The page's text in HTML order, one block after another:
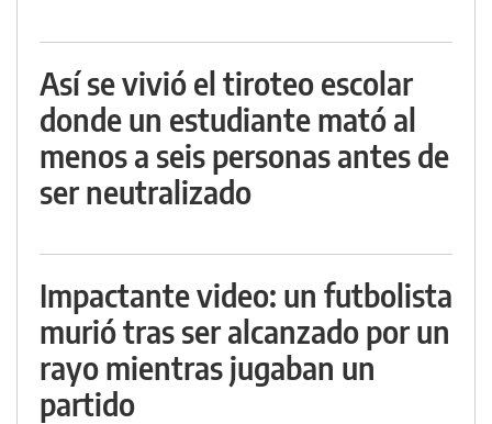
Así se vivió el tiroteo escolar
donde un estudiante mató al
menos a seis personas antes de
ser neutralizado
Impactante video: un futbolista
murió tras ser alcanzado por un
rayo mientras jugaban un
partido